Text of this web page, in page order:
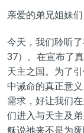
亲爱的弟兄姐妹们
今天，我们聆听
37）。在宣布了
天主之国。为了
中诫命的真正意义
需求，好让我们
们进入与天主及
稣说祂来不是为